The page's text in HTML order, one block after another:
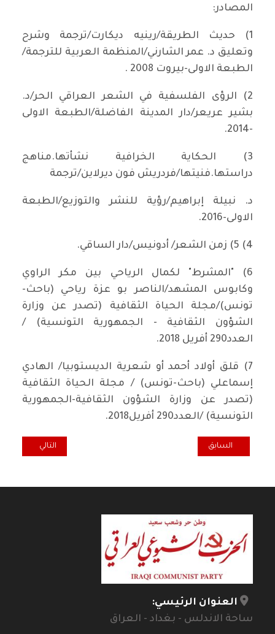
المصادر:
1) حديث الطريقة/رينيه ديكارت/ترجمة وشرح
وتعليق د. عمر الشارني/المنظمة العربية للترجمة/
الطبعة الاولى-بيروت 2008 .
2) الرؤى الفلسفية في الشعر العراقي الحر/د.
بشير عريعر/دار المدينة الفاضلة/الطبعة الاولى
-2014.
3) الحكاية الخرافية نشأتها.مناهج
دراستها.فنيتها/فردريش فون ديرلاين/ترجمة
د. نبيلة إبراهيم/رؤية للنشر والتوزيع/الطبعة
الاولى-2016.
4) 5) زمن الشعر/ أدونيس/دار الساقي.
6) "المشرط" لكمال الرياحي بين مكر الراوي
وكابوس المشهد/الناصر بو عزة رياحي (باحث-
تونس)/مجلة الحياة الثقافية (تصدر عن وزارة
الشؤون الثقافية - الجمهورية التونسية) /
العدد290 أفريل 2018.
7) قلق أولاد أحمد أو شعرية الديستوبيا/ الهادي
إسماعلي (باحث-تونس) / مجلة الحياة الثقافية
(تصدر عن وزارة الشؤون الثقافية-الجمهورية
التونسية) /العدد290 أفريل2018.
المقال السابق: أبجدية التنوير ومفهوم الثقافة
السابق المقال التالي:
التالي
العنوان الرئيسي:
ساحة الاندلس - بغداد - العراق